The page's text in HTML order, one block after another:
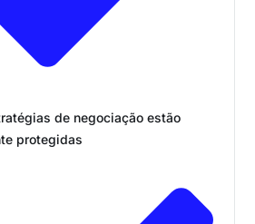
de negociação estão
protegidas